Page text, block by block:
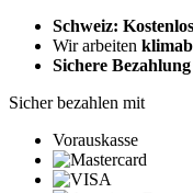
Schweiz:
Wir arbeiten
Sichere Bezahlung
Sicher bezahlen mit
Vorauskasse